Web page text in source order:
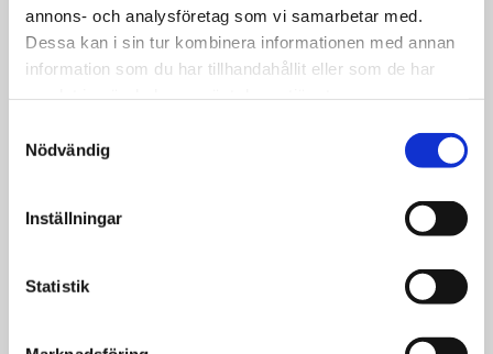
annons- och analysföretag som vi samarbetar med.
Dessa kan i sin tur kombinera informationen med annan
information som du har tillhandahållit eller som de har
Nödvändig
Inställningar
Statistik
28
augusti
Handledarutbildning